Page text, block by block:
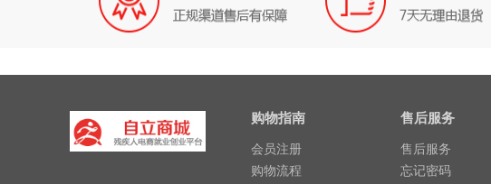
购物指南
会员注册
购物流程
售后服务
售后服务
忘记密码